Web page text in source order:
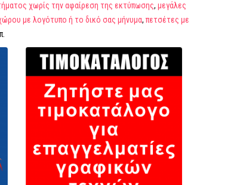
χωρίς την αφαίρεση της εκτύπωσης, μεγάλες
με λογότυπο ή το δικό σας μήνυμα,πετσέτες με